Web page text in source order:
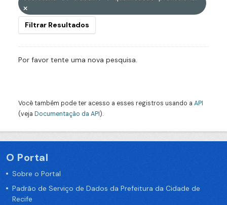
Filtrar Resultados
Por favor tente uma nova pesquisa.
Você também pode ter acesso a esses registros usando a API
(veja Documentação da API).
O Portal
Sobre o Portal
Padrão de Serviço de Dados da Prefeitura da Cidade de
Recife